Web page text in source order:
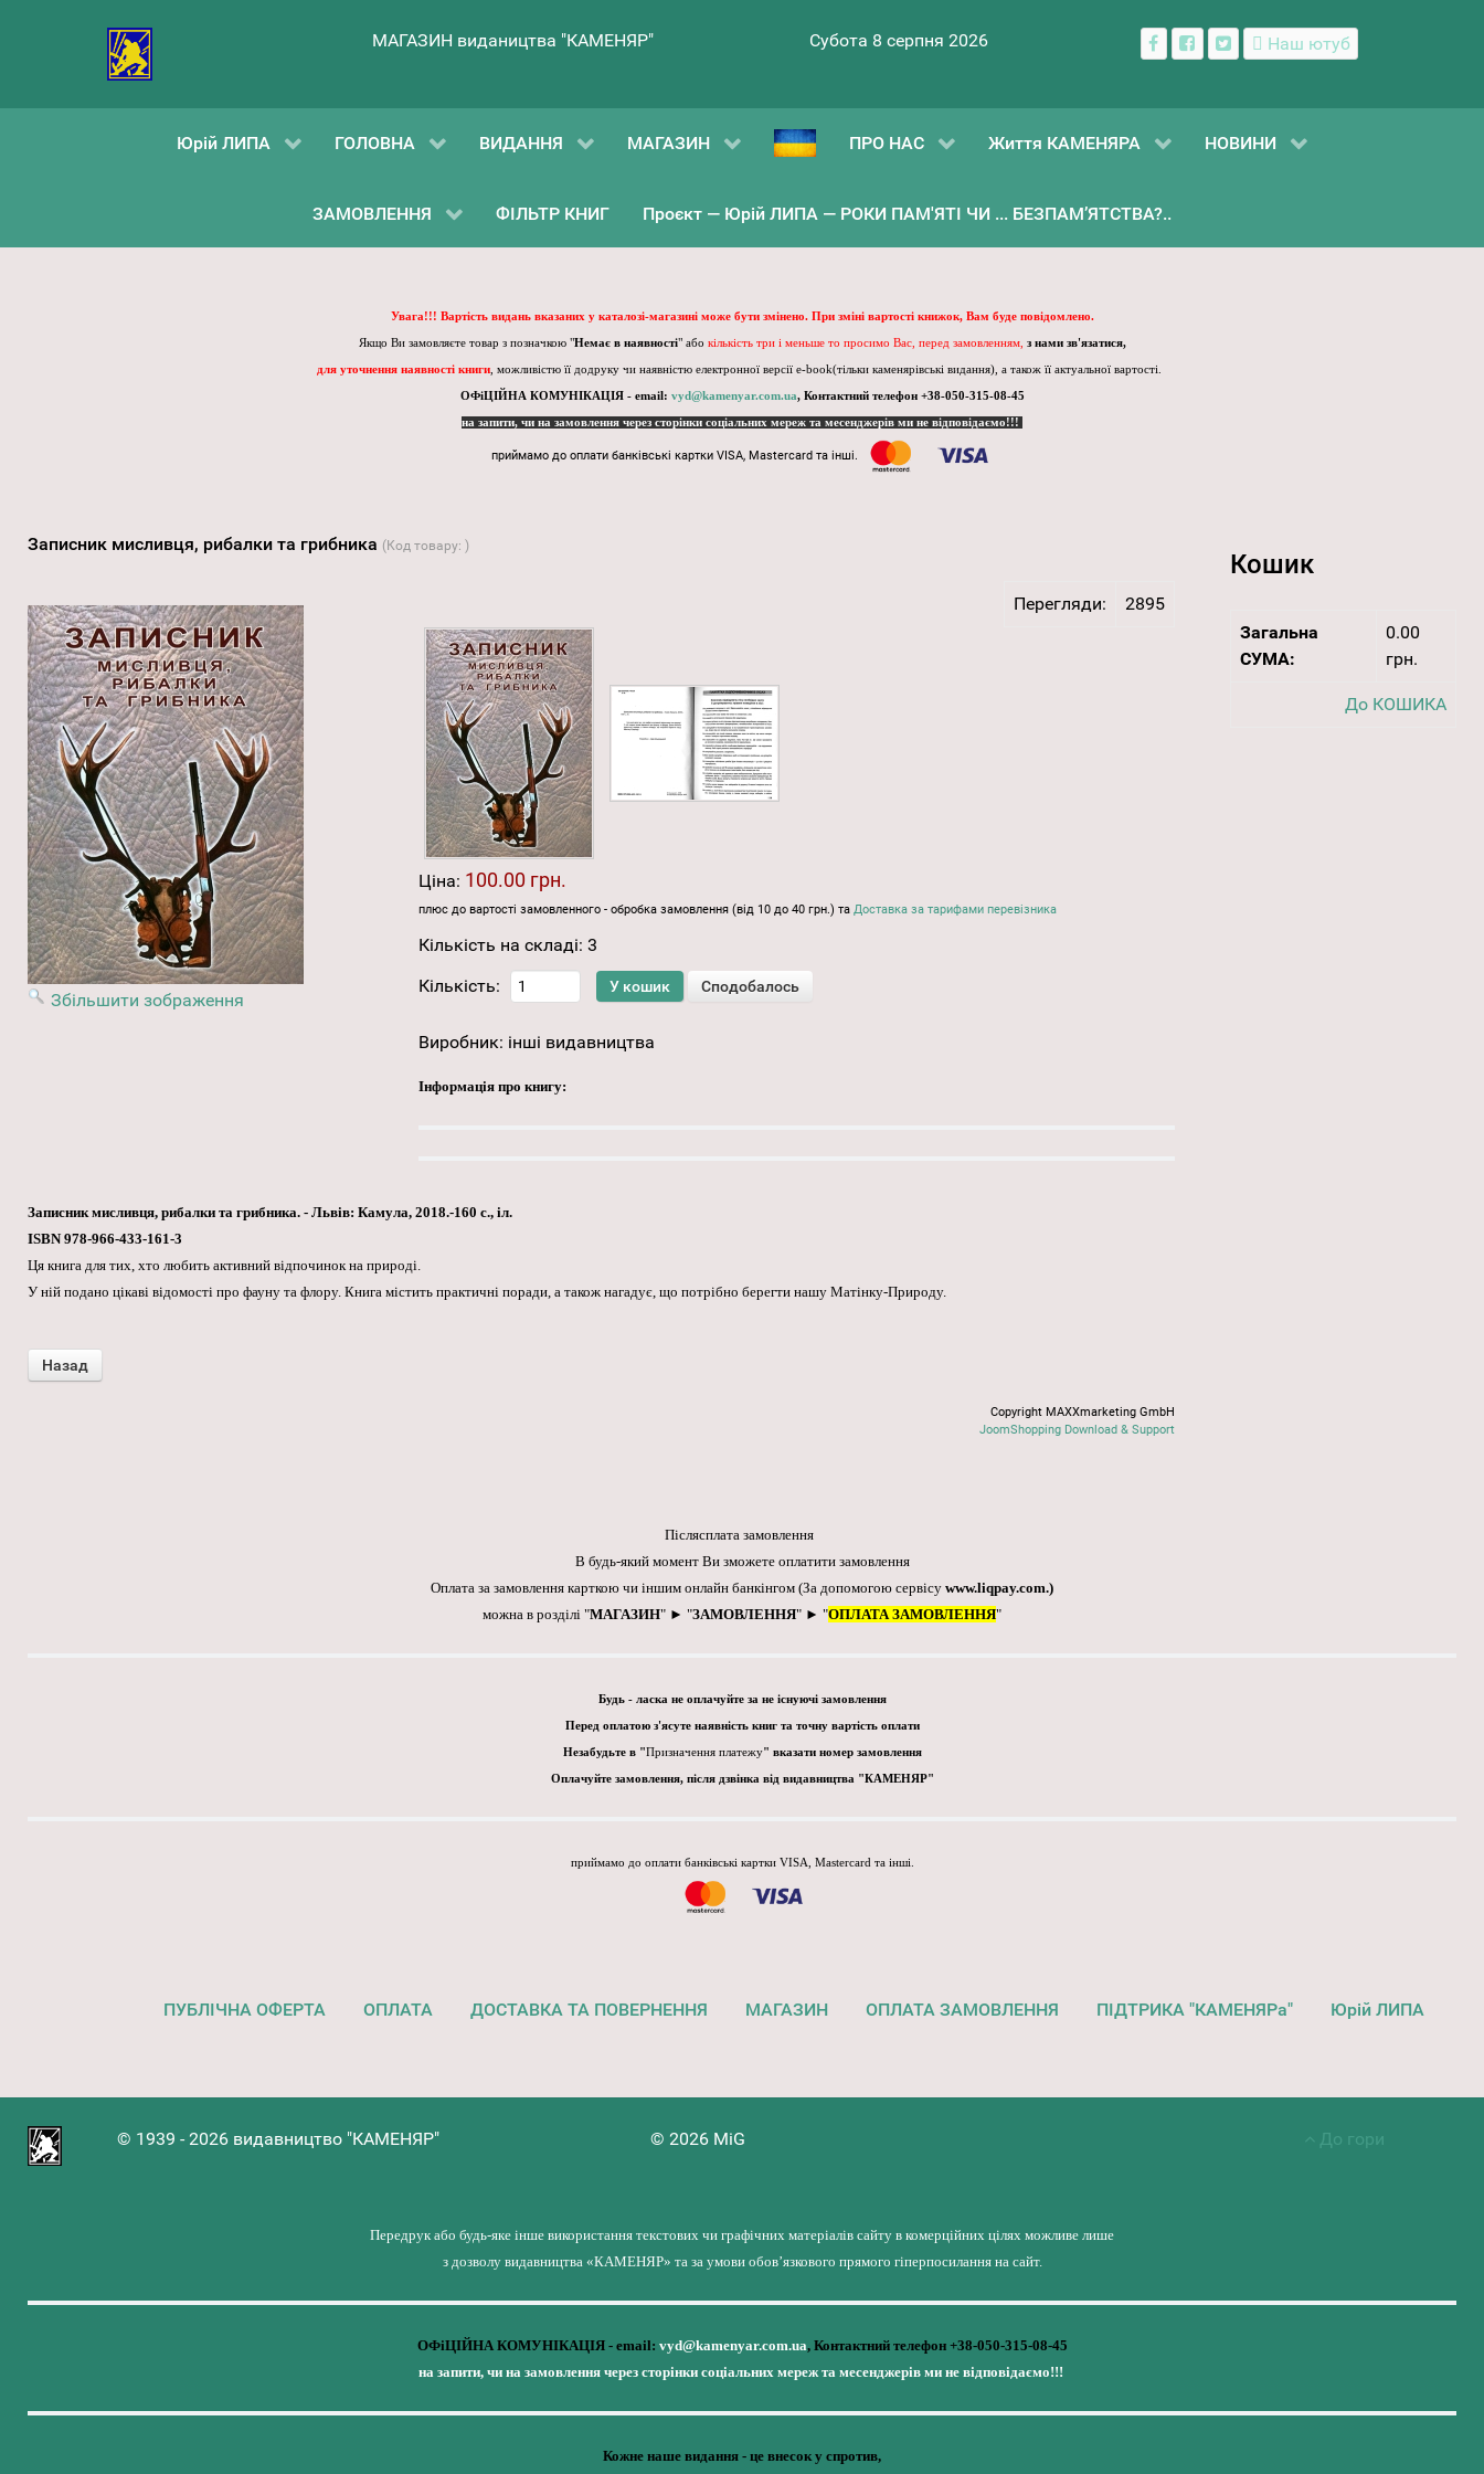
МАГАЗИН видаництва "КАМЕНЯР" Субота 8 серпня 2026 Наш ютуб
Юрій ЛИПА ГОЛОВНА ВИДАННЯ МАГАЗИН ПРО НАС Життя КАМЕНЯРА НОВИНИ
ЗАМОВЛЕННЯ ФІЛЬТР КНИГ Проєкт — Юрій ЛИПА — РОКИ ПАМ'ЯТІ ЧИ ... БЕЗПАМ’ЯТСТВА?..
Увага!!! Вартість видань вказаних у каталозі-магазині може бути змінено. При зміні вартості книжок, Вам буде повідомлено.
Якщо Ви замовляєте товар з позначкою "Немає в наявності" або кількість три і меньше то просимо Вас, перед замовленням, з нами зв'язатися,
для уточнення наявності книги, можливістю її додруку чи наявністю електронної версії e-book(тільки каменярівські видання), а також її актуальної вартості.
ОФіЦІЙНА КОМУНІКАЦІЯ - email: vyd@kamenyar.com.ua, Контактний телефон +38-050-315-08-45
на запити, чи на замовлення через сторінки соціальних мереж та месенджерів ми не відповідаємо!!!
приймамо до оплати банківські картки VISA, Mastercard та інші.
Записник мисливця, рибалки та грибника (Код товару: )
Перегляди: 2895
Збільшити зображення
Ціна: 100.00 грн.
плюс до вартості замовленного - обробка замовлення (від 10 до 40 грн.) та Доставка за тарифами перевізника
Кількість на складі: 3
Кількість:
Виробник: інші видавництва
Інформація про книгу:
Записник мисливця, рибалки та грибника. - Львів: Камула, 2018.-160 с., іл.
ISBN 978-966-433-161-3
Ця книга для тих, хто любить активний відпочинок на природі.
У ній подано цікаві відомості про фауну та флору. Книга містить практичні поради, а також нагадує, що потрібно берегти нашу Матінку-Природу.
Copyright MAXXmarketing GmbH
JoomShopping Download & Support
Кошик
Загальна
СУМА:
0.00
грн.
До КОШИКА
Післясплата замовлення
В будь-який момент Ви зможете оплатити замовлення
Оплата за замовлення карткою чи іншим онлайн банкінгом (За допомогою сервісу www.liqpay.com.)
можна в розділі "МАГАЗИН" ► "ЗАМОВЛЕННЯ" ► "ОПЛАТА ЗАМОВЛЕННЯ"
Будь - ласка не оплачуйте за не існуючі замовлення
Перед оплатою з'ясуте наявність книг та точну вартість оплати
Незабудьте в "Призначення платежу" вказати номер замовлення
Оплачуйте замовлення, після дзвінка від видавництва "КАМЕНЯР"
приймамо до оплати банківські картки VISA, Mastercard та інші.
ПУБЛІЧНА ОФЕРТА ОПЛАТА ДОСТАВКА ТА ПОВЕРНЕННЯ МАГАЗИН ОПЛАТА ЗАМОВЛЕННЯ ПІДТРИКА "КАМЕНЯРа" Юрій ЛИПА
© 1939 - 2026 видавництво "КАМЕНЯР" © 2026 MiG До гори
Передрук або будь-яке інше використання текстових чи графічних матеріалів сайту в комерційних цілях можливе лише
з дозволу видавництва «КАМЕНЯР» та за умови обов’язкового прямого гіперпосилання на сайт.
ОФіЦІЙНА КОМУНІКАЦІЯ - email: vyd@kamenyar.com.ua, Контактний телефон +38-050-315-08-45
на запити, чи на замовлення через сторінки соціальних мереж та месенджерів ми не відповідаємо!!!
Кожне наше видання - це внесок у спротив,